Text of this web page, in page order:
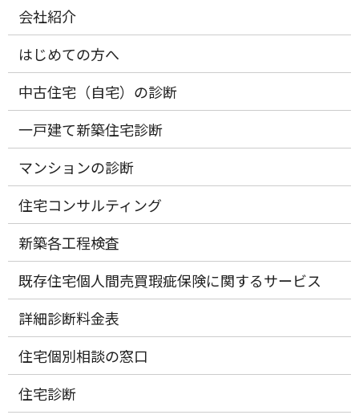
会社紹介
はじめての方へ
中古住宅（自宅）の診断
一戸建て新築住宅診断
マンションの診断
住宅コンサルティング
新築各工程検査
既存住宅個人間売買瑕疵保険に関するサービス
詳細診断料金表
住宅個別相談の窓口
住宅診断